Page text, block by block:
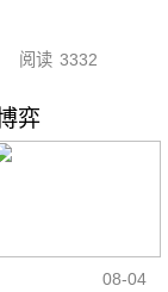
阅读 3332
弈
08-04